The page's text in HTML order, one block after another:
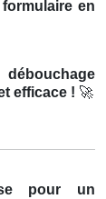
en
efficace ! 🚀
pour un